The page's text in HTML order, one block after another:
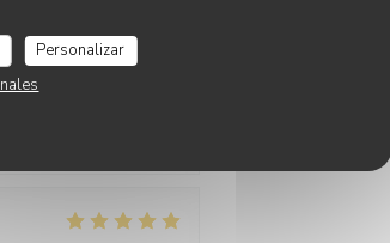
Personalizar
5 /5 Calidad / Precio